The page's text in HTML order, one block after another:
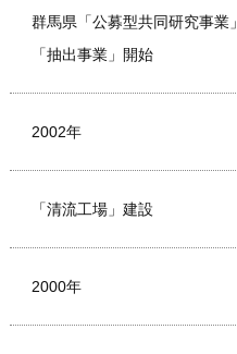
群馬県「公募型共同研究事業
「抽出事業」開始
2002年
「清流工場」建設
2000年